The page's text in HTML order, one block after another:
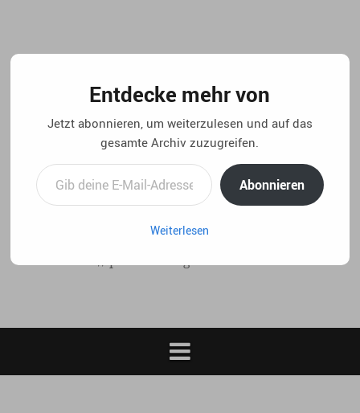
Entdecke mehr von
Jetzt abonnieren, um weiterzulesen und auf das
gesamte Archiv zuzugreifen.
Gib deine E-Mail-Adresse ein ...
Abonnieren
Weiterlesen